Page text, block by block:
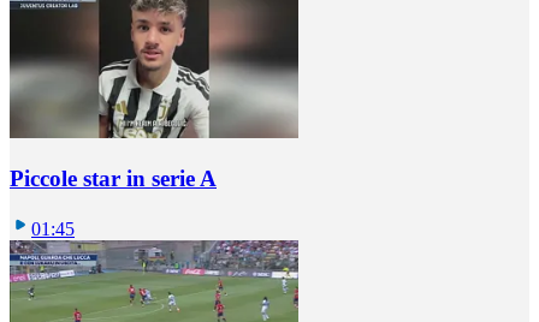
Piccole star in serie A
01:45